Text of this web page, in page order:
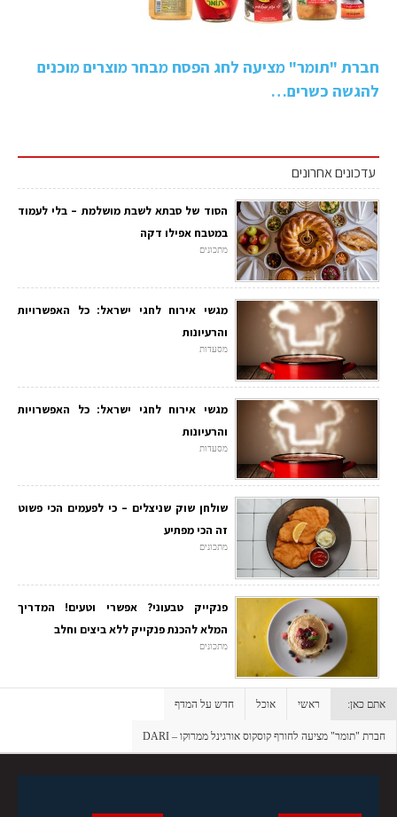
חברת "תומר" מציעה לחג הפסח מבחר מוצרים מוכנים
להגשה כשרים…
עדכונים אחרונים
הסוד של סבתא לשבת מושלמת – בלי לעמוד
במטבח אפילו דקה
מתכונים
מגשי אירוח לחגי ישראל: כל האפשרויות
והרעיונות
מסעדות
מגשי אירוח לחגי ישראל: כל האפשרויות
והרעיונות
מסעדות
שולחן שוק שניצלים – כי לפעמים הכי פשוט
זה הכי מפתיע
מתכונים
פנקייק טבעוני? אפשרי וטעים! המדריך
המלא להכנת פנקייק ללא ביצים וחלב
מתכונים
אתם כאן: ראשי אוכל חדש על המדף
חברת "תומר" מציעה לחורף קוסקוס אורגינל ממרוקו – DARI